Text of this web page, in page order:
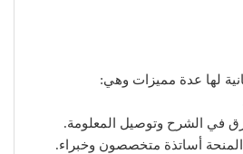
لها عدة مميزات وهي:
في الشرح وتوصيل المعلومة.
أساتذة متخصصون وخبراء.